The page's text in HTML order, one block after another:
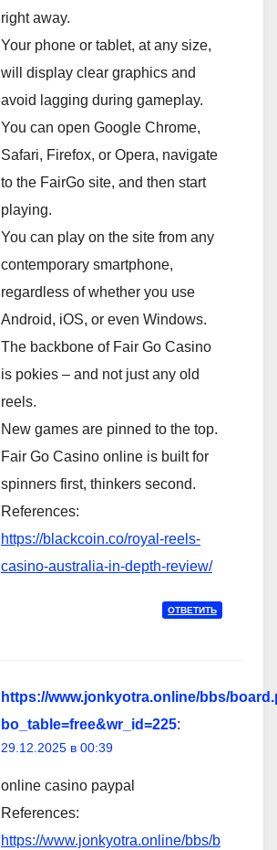
right away.
Your phone or tablet, at any size,
will display clear graphics and
avoid lagging during gameplay.
You can open Google Chrome,
Safari, Firefox, or Opera, navigate
to the FairGo site, and then start
playing.
You can play on the site from any
contemporary smartphone,
regardless of whether you use
Android, iOS, or even Windows.
The backbone of Fair Go Casino
is pokies – and not just any old
reels.
New games are pinned to the top.
Fair Go Casino online is built for
spinners first, thinkers second.
References:
https://blackcoin.co/royal-reels-
casino-australia-in-depth-review/
ОТВЕТИТЬ
https://www.jonkyotra.online/bbs/
bo_table=free&wr_id=225:
29.12.2025 в 00:39
online casino paypal
References:
https://www.jonkyotra.online/bbs/b